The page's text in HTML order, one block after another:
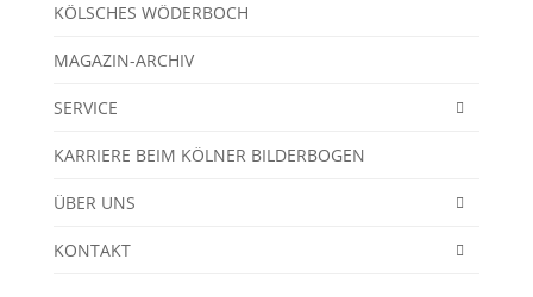
KÖLSCHES WÖDERBOCH
MAGAZIN-ARCHIV
SERVICE
KARRIERE BEIM KÖLNER BILDERBOGEN
ÜBER UNS
KONTAKT